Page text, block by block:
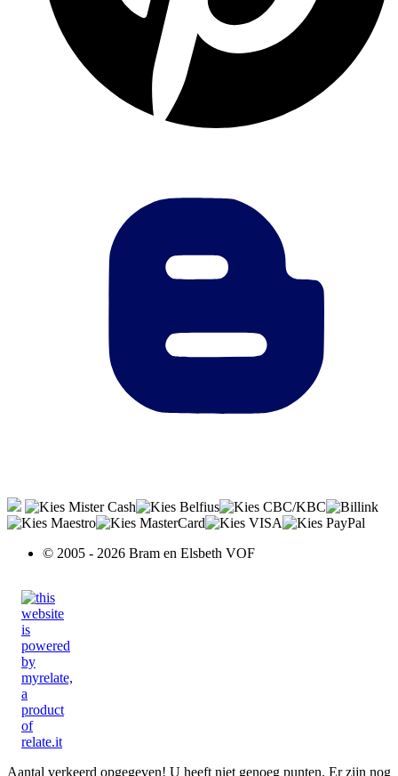
© 2005 - 2026 Bram en Elsbeth VOF
Aantal verkeerd opgegeven! U heeft niet genoeg punten. Er zijn nog